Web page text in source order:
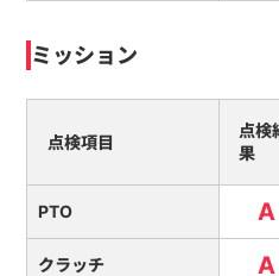
ミッション
点検項目
点検
果
PTO A
クラッチ A